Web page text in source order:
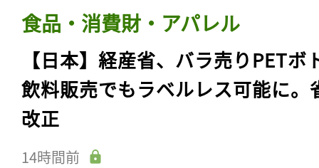
食品・消費財・アパレル
【日本】経産省、バラ売りPETボ
飲料販売でもラベルレス可能に。
改正
14時間前